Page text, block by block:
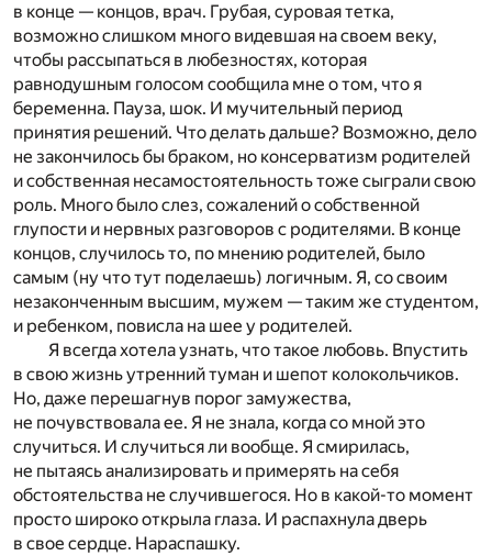
в конце — концов, врач. Грубая, суровая тетка,
возможно слишком много видевшая на своем веку,
чтобы рассыпаться в любезностях, которая
равнодушным голосом сообщила мне о том, что я
беременна. Пауза, шок. И мучительный период
принятия решений. Что делать дальше? Возможно, дело
не закончилось бы браком, но консерватизм родителей
и собственная несамостоятельность тоже сыграли свою
роль. Много было слез, сожалений о собственной
глупости и нервных разговоров с родителями. В конце
концов, случилось то, по мнению родителей, было
самым (ну что тут поделаешь) логичным. Я, со своим
незаконченным высшим, мужем — таким же студентом,
и ребенком, повисла на шее у родителей.
Я всегда хотела узнать, что такое любовь. Впустить
в свою жизнь утренний туман и шепот колокольчиков.
Но, даже перешагнув порог замужества,
не почувствовала ее. Я не знала, когда со мной это
случиться. И случиться ли вообще. Я смирилась,
не пытаясь анализировать и примерять на себя
обстоятельства не случившегося. Но в какой-то момент
просто широко открыла глаза. И распахнула дверь
в свое сердце. Нараспашку.